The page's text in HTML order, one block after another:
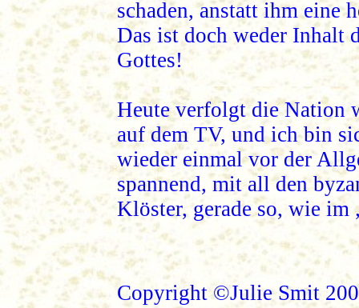
schaden, anstatt ihm eine
Das ist doch weder Inhalt
Gottes!
Heute verfolgt die Nation
auf dem TV, und ich bin
wieder einmal vor der
spannend, mit all den
Klöster, gerade so, wie im
Copyright ©Julie Smit